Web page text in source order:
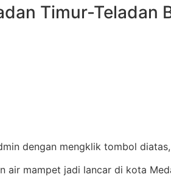
Timur-
dengan mengklik tombol
air mampet jadi lancar di kota